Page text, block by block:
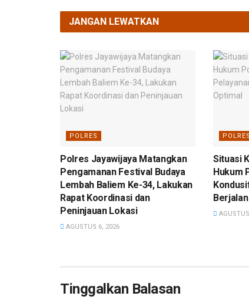
JANGAN LEWATKAN
POLRES
Polres Jayawijaya Matangkan
Pengamanan Festival Budaya
Lembah Baliem Ke-34, Lakukan
Rapat Koordinasi dan
Peninjauan Lokasi
AGUSTUS 6, 2026
POLRES
Situasi
Hukum
Tinggalkan Balasan